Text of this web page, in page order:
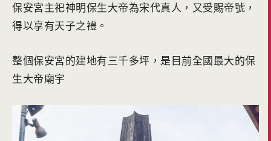
保安宮主祀神明保生大帝為宋代真人，又受賜帝號，
得以享有天子之禮。
整個保安宮的建地有三千多坪，是目前全國最大的保
生大帝廟宇